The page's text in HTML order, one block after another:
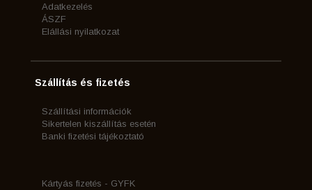
Adatkezelés
ÁSZF
Elállási nyilatkozat
Szállítás és fizetés
Szállítási információk
Sikertelen kiszállítás esetén
Banki fizetési tájékoztató
Kártyás fizetés - GYFK